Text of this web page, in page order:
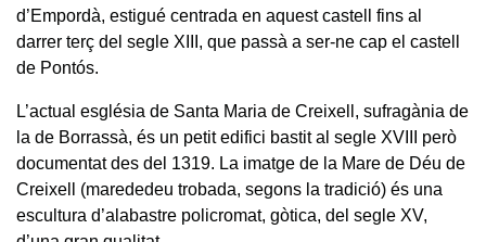
d’Empordà, estigué centrada en aquest castell fins al
darrer terç del segle XIII, que passà a ser-ne cap el castell
de Pontós.
L’actual església de Santa Maria de Creixell, sufragània de
la de Borrassà, és un petit edifici bastit al segle XVIII però
documentat des del 1319. La imatge de la Mare de Déu de
Creixell (marededeu trobada, segons la tradició) és una
escultura d’alabastre policromat, gòtica, del segle XV,